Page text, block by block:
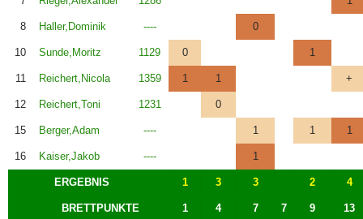
8 Haller,Dominik ---- 0
10 Sunde,Moritz 1129 0 1
11 Reichert,Nicola 1359 1 1 +
12 Reichert,Toni 1231 0
15 Berger,Adam ---- 1 1 1
16 Kaiser,Jakob ---- 1
ERGEBNIS 1 3 3 2 4
BRETTPUNKTE 1 4 7 7 9 13